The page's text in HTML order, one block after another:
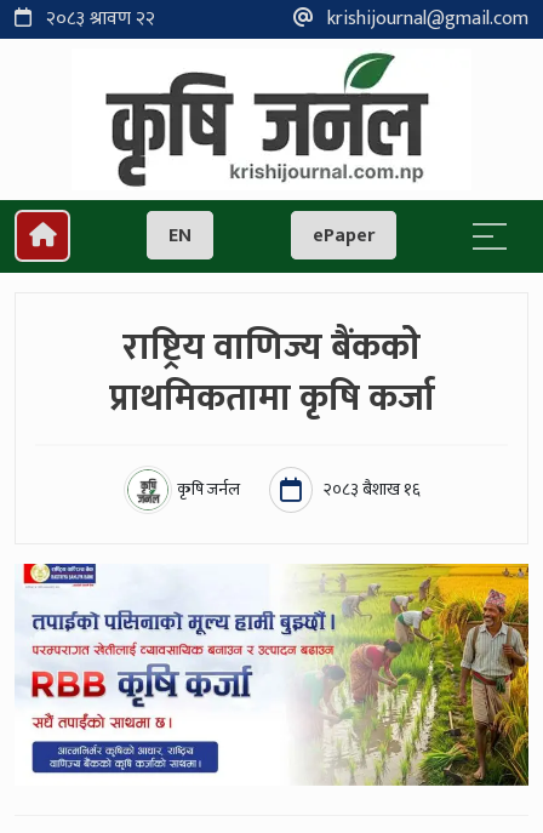
२०८३ श्रावण २२ krishijournal@gmail.com
EN ePaper
राष्ट्रिय वाणिज्य बैंककोे
प्राथमिकतामा कृषि कर्जा
कृषि जर्नल २०८३ बैशाख १६